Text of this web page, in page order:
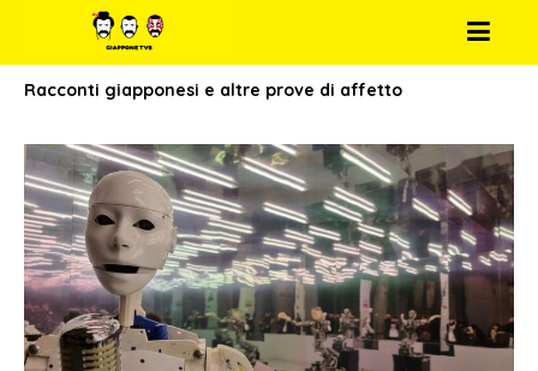
Racconti giapponesi e altre prove di affetto